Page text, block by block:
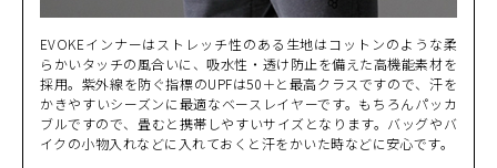
EVOKEインナーはストレッチ性のある生地はコットンのような柔
らかいタッチの風合いに、吸水性・透け防止を備えた高機能素材を
採用。紫外線を防ぐ指標のUPFは50＋と最高クラスですので、汗を
かきやすいシーズンに最適なベースレイヤーです。もちろんパッカ
ブルですので、畳むと携帯しやすいサイズとなります。バッグやバ
イクの小物入れなどに入れておくと汗をかいた時などに安心です。